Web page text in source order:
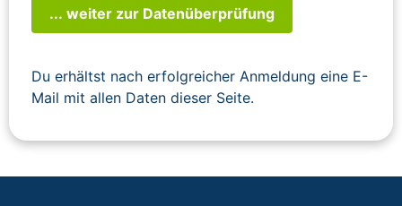
... weiter zur Datenüberprüfung
Du erhältst nach erfolgreicher Anmeldung eine E-
Mail mit allen Daten dieser Seite.